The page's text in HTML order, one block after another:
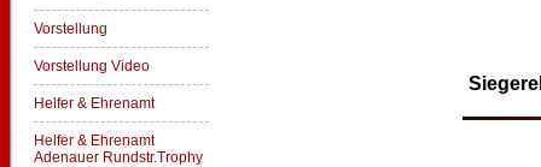
Vorstellung
Vorstellung Video
Helfer & Ehrenamt
Helfer & Ehrenamt
Adenauer Rundstr.Trophy